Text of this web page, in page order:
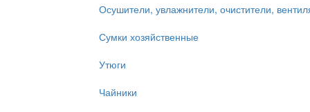
Осушители, увлажнители, очистители,
Сумки хозяйственные
Утюги
Чайники